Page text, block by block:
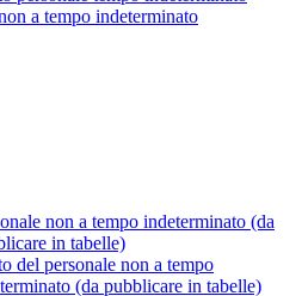
a tempo indeterminato
non a tempo indeterminato (da
in tabelle)
del personale non a tempo
(da pubblicare in tabelle)